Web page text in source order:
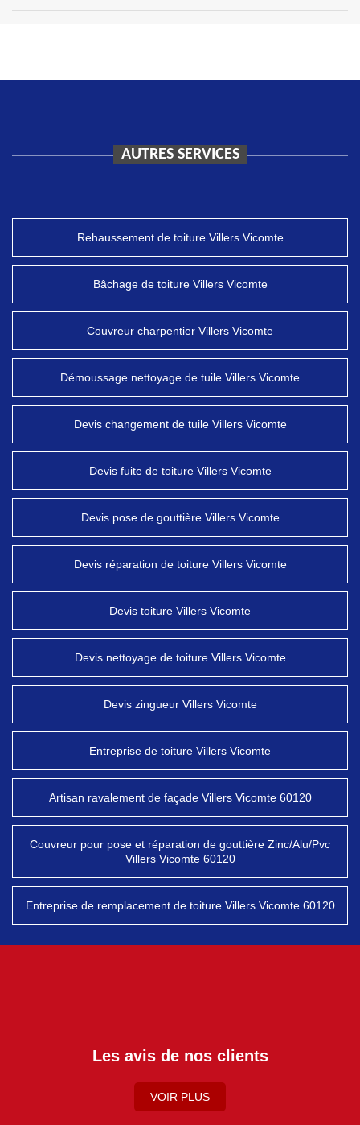
AUTRES SERVICES
Rehaussement de toiture Villers Vicomte
Bâchage de toiture Villers Vicomte
Couvreur charpentier Villers Vicomte
Démoussage nettoyage de tuile Villers Vicomte
Devis changement de tuile Villers Vicomte
Devis fuite de toiture Villers Vicomte
Devis pose de gouttière Villers Vicomte
Devis réparation de toiture Villers Vicomte
Devis toiture Villers Vicomte
Devis nettoyage de toiture Villers Vicomte
Devis zingueur Villers Vicomte
Entreprise de toiture Villers Vicomte
Artisan ravalement de façade Villers Vicomte 60120
Couvreur pour pose et réparation de gouttière Zinc/Alu/Pvc
Villers Vicomte 60120
Entreprise de remplacement de toiture Villers Vicomte 60120
Les avis de nos clients
VOIR PLUS